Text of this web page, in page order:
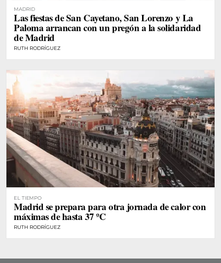
MADRID
Las fiestas de San Cayetano, San Lorenzo y La
Paloma arrancan con un pregón a la solidaridad
de Madrid
RUTH RODRÍGUEZ
EL TIEMPO
Madrid se prepara para otra jornada de calor con
máximas de hasta 37 ºC
RUTH RODRÍGUEZ